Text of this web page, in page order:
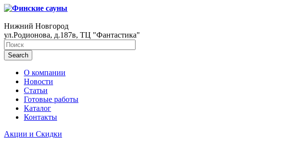
Нижний Новгород
ул.Родионова, д.187в, ТЦ "Фантастика"
Search
О компании
Новости
Статьи
Готовые работы
Каталог
Контакты
Акции и Скидки